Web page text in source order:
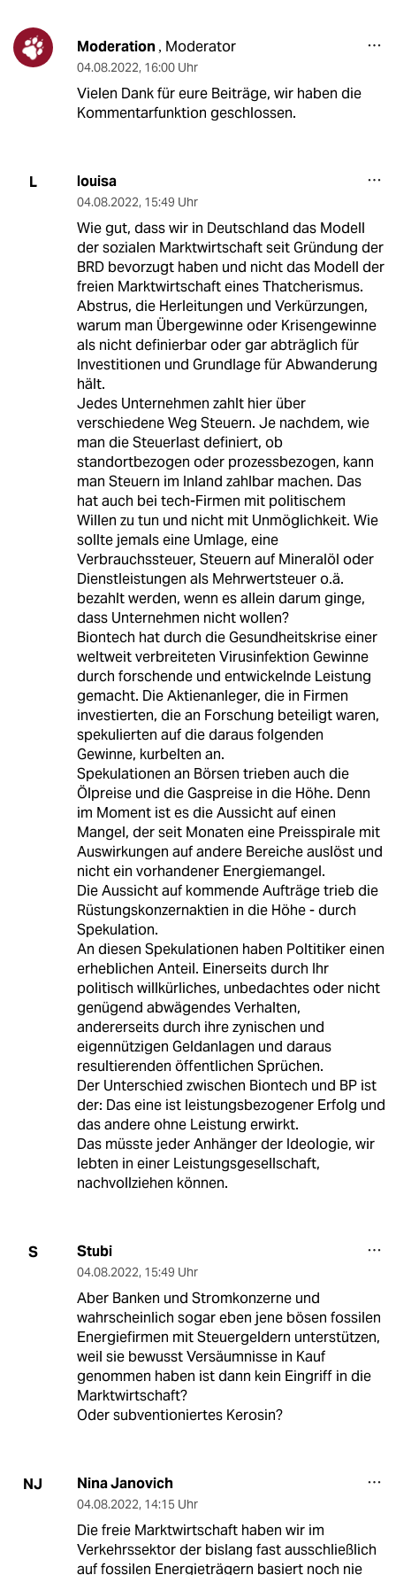
Moderation , Moderator
04.08.2022, 16:00 Uhr
Vielen Dank für eure Beiträge, wir haben die
Kommentarfunktion geschlossen.
L louisa
04.08.2022, 15:49 Uhr
Wie gut, dass wir in Deutschland das Modell
der sozialen Marktwirtschaft seit Gründung der
BRD bevorzugt haben und nicht das Modell der
freien Marktwirtschaft eines Thatcherismus.
Abstrus, die Herleitungen und Verkürzungen,
warum man Übergewinne oder Krisengewinne
als nicht definierbar oder gar abträglich für
Investitionen und Grundlage für Abwanderung
hält.
Jedes Unternehmen zahlt hier über
verschiedene Weg Steuern. Je nachdem, wie
man die Steuerlast definiert, ob
standortbezogen oder prozessbezogen, kann
man Steuern im Inland zahlbar machen. Das
hat auch bei tech-Firmen mit politischem
Willen zu tun und nicht mit Unmöglichkeit. Wie
sollte jemals eine Umlage, eine
Verbrauchssteuer, Steuern auf Mineralöl oder
Dienstleistungen als Mehrwertsteuer o.ä.
bezahlt werden, wenn es allein darum ginge,
dass Unternehmen nicht wollen?
Biontech hat durch die Gesundheitskrise einer
weltweit verbreiteten Virusinfektion Gewinne
durch forschende und entwickelnde Leistung
gemacht. Die Aktienanleger, die in Firmen
investierten, die an Forschung beteiligt waren,
spekulierten auf die daraus folgenden
Gewinne, kurbelten an.
Spekulationen an Börsen trieben auch die
Ölpreise und die Gaspreise in die Höhe. Denn
im Moment ist es die Aussicht auf einen
Mangel, der seit Monaten eine Preisspirale mit
Auswirkungen auf andere Bereiche auslöst und
nicht ein vorhandener Energiemangel.
Die Aussicht auf kommende Aufträge trieb die
Rüstungskonzernaktien in die Höhe - durch
Spekulation.
An diesen Spekulationen haben Poltitiker einen
erheblichen Anteil. Einerseits durch Ihr
politisch willkürliches, unbedachtes oder nicht
genügend abwägendes Verhalten,
andererseits durch ihre zynischen und
eigennützigen Geldanlagen und daraus
resultierenden öffentlichen Sprüchen.
Der Unterschied zwischen Biontech und BP ist
der: Das eine ist leistungsbezogener Erfolg und
das andere ohne Leistung erwirkt.
Das müsste jeder Anhänger der Ideologie, wir
lebten in einer Leistungsgesellschaft,
nachvollziehen können.
S Stubi
04.08.2022, 15:49 Uhr
Aber Banken und Stromkonzerne und
wahrscheinlich sogar eben jene bösen fossilen
Energiefirmen mit Steuergeldern unterstützen,
weil sie bewusst Versäumnisse in Kauf
genommen haben ist dann kein Eingriff in die
Marktwirtschaft?
Oder subventioniertes Kerosin?
NJ Nina Janovich
04.08.2022, 14:15 Uhr
Die freie Marktwirtschaft haben wir im
Verkehrssektor der bislang fast ausschließlich
auf fossilen Energieträgern basiert noch nie